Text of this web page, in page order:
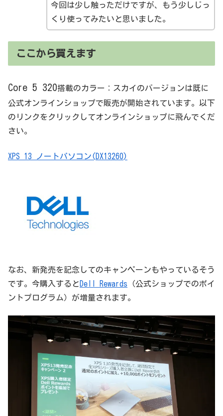
今回は少し触っただけですが、もう少しじっ
くり使ってみたいと思いました。
ここから買えます
Core 5 320搭載のカラー：スカイのバージョンは既に
公式オンラインショップで販売が開始されています。以下
のリンクをクリックしてオンラインショップに飛んでくだ
さい。
XPS 13 ノートパソコン(DX13260)
なお、新発売を記念してのキャンペーンもやっているそう
です。今購入すると Dell Rewards （公式ショップでのポイ
ントプログラム）が増量されます。